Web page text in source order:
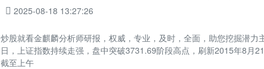
2025-08-18 13:27:26
炒股就看金麒麟分析师研报，权威，专业，及时，全面，助您挖掘潜力
日，上证指数持续走强，盘中突破3731.69阶段高点，刷新2015年8月21
截至上午